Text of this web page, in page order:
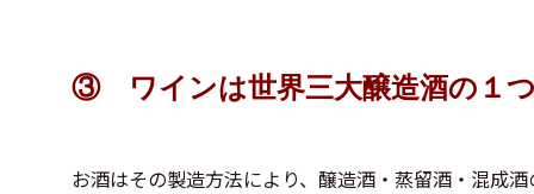
③ ワインは世界三大醸造酒の１
お酒はその製造方法により、醸造酒・蒸留酒・混成